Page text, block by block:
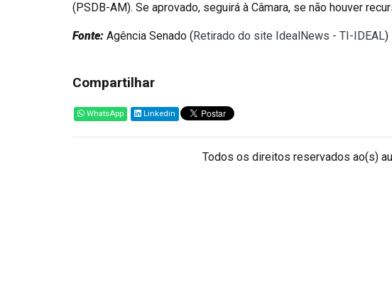
(PSDB-AM). Se aprovado, seguirá à Câmara, se não houver
Fonte: Agência Senado (Retirado do site IdealNews - TI-IDEAL)
Compartilhar
WhatsApp Linkedin
Todos os direitos reservados ao(s)